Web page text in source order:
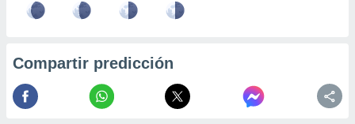
Compartir predicción